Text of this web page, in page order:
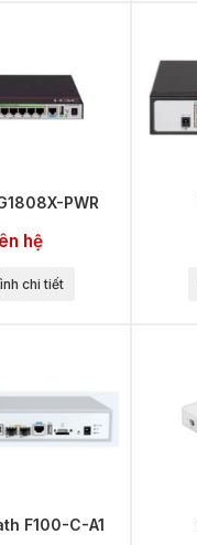
PWR
hệ
chi tiết
F100-C-A1